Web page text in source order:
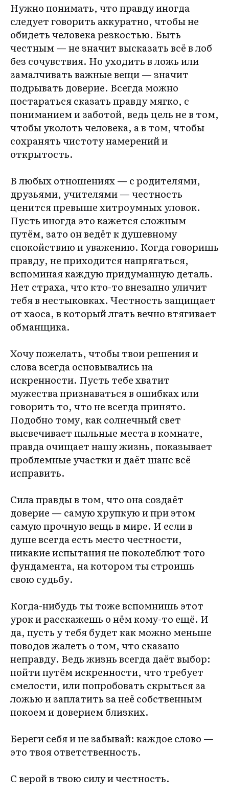
Нужно понимать, что правду иногда
следует говорить аккуратно, чтобы не
обидеть человека резкостью. Быть
честным — не значит высказать всё в лоб
без сочувствия. Но уходить в ложь или
замалчивать важные вещи — значит
подрывать доверие. Всегда можно
постараться сказать правду мягко, с
пониманием и заботой, ведь цель не в том,
чтобы уколоть человека, а в том, чтобы
сохранять чистоту намерений и
открытость.
В любых отношениях — с родителями,
друзьями, учителями — честность
ценится превыше хитроумных уловок.
Пусть иногда это кажется сложным
путём, зато он ведёт к душевному
спокойствию и уважению. Когда говоришь
правду, не приходится напрягаться,
вспоминая каждую придуманную деталь.
Нет страха, что кто-то внезапно уличит
тебя в нестыковках. Честность защищает
от хаоса, в который лгать вечно втягивает
обманщика.
Хочу пожелать, чтобы твои решения и
слова всегда основывались на
искренности. Пусть тебе хватит
мужества признаваться в ошибках или
говорить то, что не всегда принято.
Подобно тому, как солнечный свет
высвечивает пыльные места в комнате,
правда очищает нашу жизнь, показывает
проблемные участки и даёт шанс всё
исправить.
Сила правды в том, что она создаёт
доверие — самую хрупкую и при этом
самую прочную вещь в мире. И если в
душе всегда есть место честности,
никакие испытания не поколеблют того
фундамента, на котором ты строишь
свою судьбу.
Когда-нибудь ты тоже вспомнишь этот
урок и расскажешь о нём кому-то ещё. И
да, пусть у тебя будет как можно меньше
поводов жалеть о том, что сказано
неправду. Ведь жизнь всегда даёт выбор:
пойти путём искренности, что требует
смелости, или попробовать скрыться за
ложью и заплатить за неё собственным
покоем и доверием близких.
Береги себя и не забывай: каждое слово —
это твоя ответственность.
С верой в твою силу и честность.